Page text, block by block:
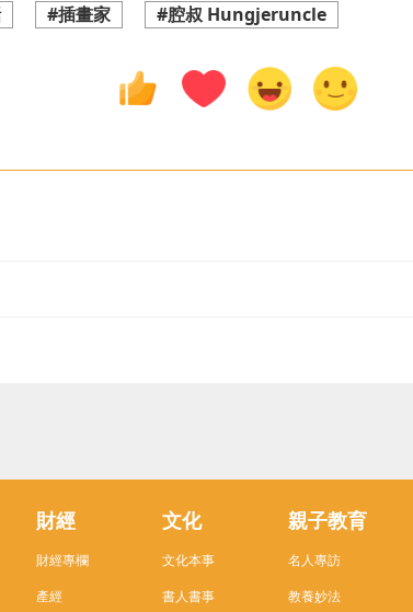
#插畫家 #腔叔 Hungjeruncle
財經
財經專欄
產經
文化
文化本事
書人書事
親子教育
名人專訪
教養妙法